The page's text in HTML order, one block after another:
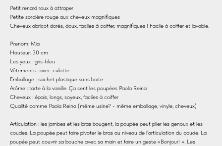
Petit renard roux à attraper
Petite sorcière rouge aux cheveux magnifiques
Cheveux abricot dorés, doux, faciles à coiffer, magnifiques ! Facile à coiffer et lavable.
Prenom: Mia
Hauteur: 30 cm
Les yeux : gris-bleu
Vêtements : avec culotte
Emballage : sachet plastique sans boite
Arôme : tarte à la vanille. Ça sent les poupées Paola Reina
Cheveux : épais, longs, soyeux, faciles à coiffer
Qualité comme Paola Reina (même usine? - même emballage, vinyle, cheveux)
Articulation : les jambes et les bras bougent, la poupée peut plier les genoux et les
coudes. La poupée peut faire pivoter le bras au niveau de l'articulation du coude. La
poupée peut couvrir sa bouche avec sa main et faire un geste «Bonjour! ». Les